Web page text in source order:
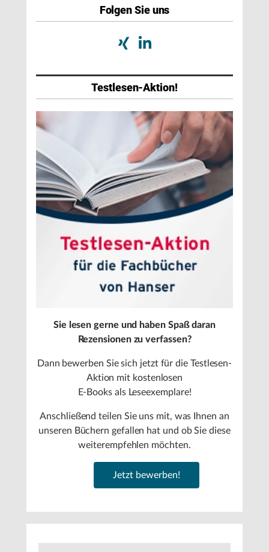
Folgen Sie uns
Testlesen-Aktion!
Sie lesen gerne und haben Spaß daran
Rezensionen zu verfassen?
Dann bewerben Sie sich jetzt für die Testlesen-
Aktion mit kostenlosen
E-Books als Leseexemplare!
Anschließend teilen Sie uns mit, was Ihnen an
unseren Büchern gefallen hat und ob Sie diese
weiterempfehlen möchten.
Jetzt bewerben!